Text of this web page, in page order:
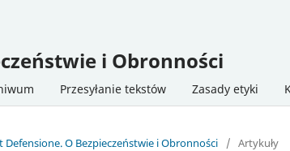
i Obronności
Przesyłanie tekstów Zasady etyki
Defensione. O Bezpieczeństwie i Obronności / Artykuły